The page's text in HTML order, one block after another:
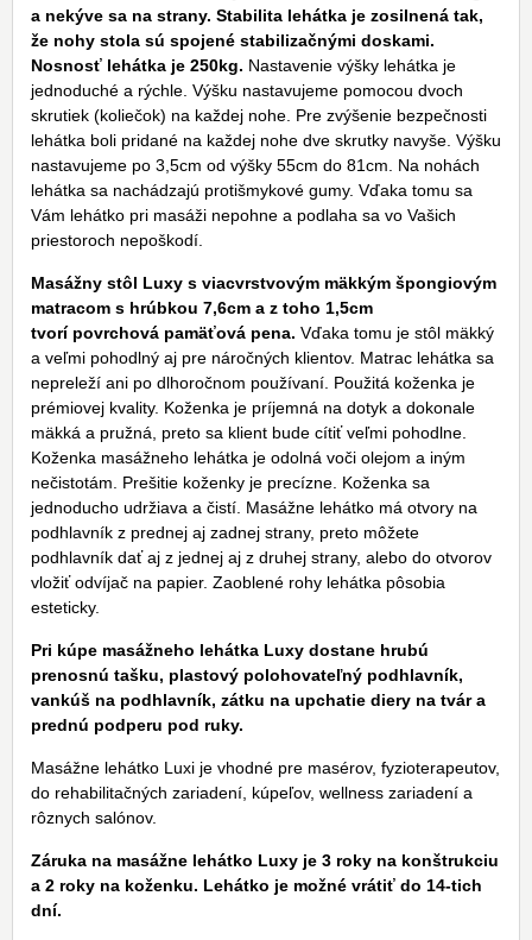
a nekýve sa na strany. Stabilita lehátka je zosilnená tak,
že nohy stola sú spojené stabilizačnými doskami.
Nosnosť lehátka je 250kg. Nastavenie výšky lehátka je
jednoduché a rýchle. Výšku nastavujeme pomocou dvoch
skrutiek (koliečok) na každej nohe. Pre zvýšenie bezpečnosti
lehátka boli pridané na každej nohe dve skrutky navyše. Výšku
nastavujeme po 3,5cm od výšky 55cm do 81cm. Na nohách
lehátka sa nachádzajú protišmykové gumy. Vďaka tomu sa
Vám lehátko pri masáži nepohne a podlaha sa vo Vašich
priestoroch nepoškodí.
Masážny stôl Luxy s viacvrstvovým mäkkým špongiovým
matracom s hrúbkou 7,6cm a z toho 1,5cm
tvorí povrchová pamäťová pena. Vďaka tomu je stôl mäkký
a veľmi pohodlný aj pre náročných klientov. Matrac lehátka sa
nepreleží ani po dlhoročnom používaní. Použitá koženka je
prémiovej kvality. Koženka je príjemná na dotyk a dokonale
mäkká a pružná, preto sa klient bude cítiť veľmi pohodlne.
Koženka masážneho lehátka je odolná voči olejom a iným
nečistotám. Prešitie koženky je precízne. Koženka sa
jednoducho udržiava a čistí. Masážne lehátko má otvory na
podhlavník z prednej aj zadnej strany, preto môžete
podhlavník dať aj z jednej aj z druhej strany, alebo do otvorov
vložiť odvíjač na papier. Zaoblené rohy lehátka pôsobia
esteticky.
Pri kúpe masážneho lehátka Luxy dostane hrubú
prenosnú tašku, plastový polohovateľný podhlavník,
vankúš na podhlavník, zátku na upchatie diery na tvár a
prednú podperu pod ruky.
Masážne lehátko Luxi je vhodné pre masérov, fyzioterapeutov,
do rehabilitačných zariadení, kúpeľov, wellness zariadení a
rôznych salónov.
Záruka na masážne lehátko Luxy je 3 roky na konštrukciu
a 2 roky na koženku. Lehátko je možné vrátiť do 14-tich
dní.